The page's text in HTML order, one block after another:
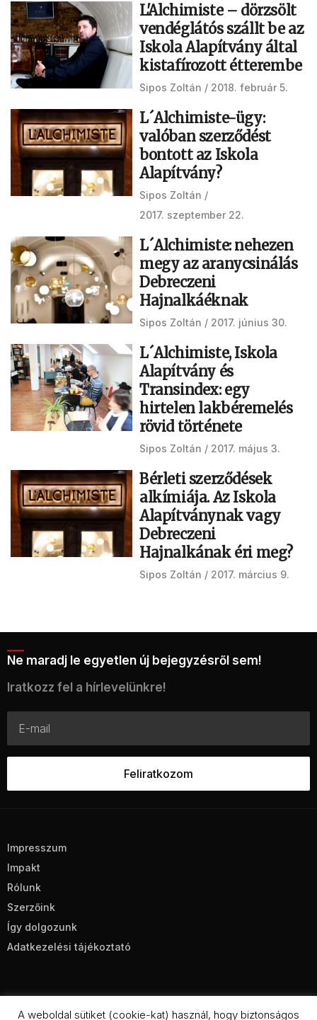
L'Alchimiste – dörzsölt
vendéglátós szállt be az
Iskola Alapítvány által
kistafírozott étterembe
Sipos Zoltán 2018. február 5.
L´Alchimiste-ügy:
valóban szerződést
bontott az Iskola
Alapítvány?
Sipos Zoltán
2017. szeptember 22.
L´Alchimiste: nehezen
megy az aranycsinálás
Debreczeni
Hajnalkáéknak
Sipos Zoltán 2017. június 30.
L´Alchimiste, Iskola
Alapítvány és
Transindex: egy
hirtelen lakbéremelés
rövid története
Sipos Zoltán 2017. május 3.
Bérleti szerződések
alkímiája. Az Iskola
Alapítványnak vagy
Debreczeni
Hajnalkának éri meg?
Sipos Zoltán 2017. március 9.
Ne maradj le egyetlen új bejegyzésről sem!
Iratkozz fel a hírlevelünkre!
Impresszum
Impakt
Rólunk
Szerzőink
Így dolgozunk
Adatkezelési tájékoztató
A weboldal sütiket (cookie-kat) használ, hogy biztonságos